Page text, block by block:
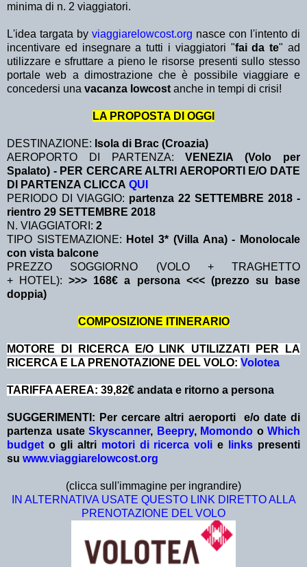
minima di n. 2 viaggiatori.
L'idea targata by viaggiarelowcost.org nasce con l'intento di
incentivare ed insegnare a tutti i viaggiatori "fai da te" ad
utilizzare e sfruttare a pieno le risorse presenti sullo stesso
portale web a dimostrazione che è possibile viaggiare e
concedersi una vacanza lowcost anche in tempi di crisi!
LA PROPOSTA DI OGGI
DESTINAZIONE: Isola di Brac (Croazia)
AEROPORTO DI PARTENZA:VENEZIA (Volo per
Spalato) - PER CERCARE ALTRI AEROPORTI E/O DATE
DI PARTENZA CLICCA QUI
PERIODO DI VIAGGIO: partenza 22 SETTEMBRE 2018 -
rientro 29 SETTEMBRE 2018
N. VIAGGIATORI: 2
TIPO SISTEMAZIONE: Hotel 3* (Villa Ana) - Monolocale
con vista balcone
PREZZO SOGGIORNO (VOLO + TRAGHETTO
+ HOTEL):>>> 168€ a persona <<< (prezzo su base
doppia)
COMPOSIZIONE ITINERARIO
MOTORE DI RICERCA E/O LINK UTILIZZATI PER LA
RICERCA E LA PRENOTAZIONE DEL VOLO: Volotea
TARIFFA AEREA: 39,82€ andata e ritorno a persona
SUGGERIMENTI: Per cercare altri aeroporti e/o date di
partenza usate Skyscanner, Beepry, Momondo o Which
budget o gli altri motori di ricerca voli e links presenti
su www.viaggiarelowcost.org
(clicca sull'immagine per ingrandire)
IN ALTERNATIVA USATE QUESTO LINK DIRETTO ALLA
PRENOTAZIONE DEL VOLO